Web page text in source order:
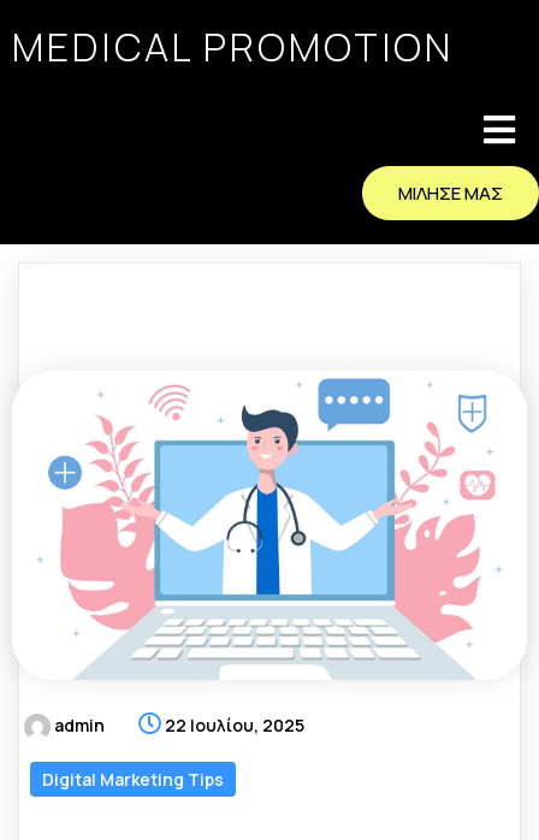
MEDICAL PROMOTION
ΜΙΛΗΣΕ ΜΑΣ
admin 22 Ιουλίου, 2025
Digital Marketing Tips